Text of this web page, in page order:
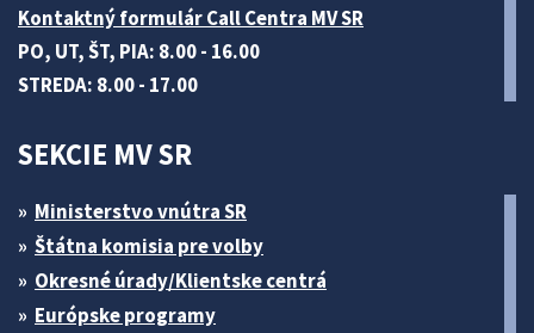
Kontaktný formulár Call Centra MV SR
PO, UT, ŠT, PIA: 8.00 - 16.00
STREDA: 8.00 - 17.00
SEKCIE MV SR
Ministerstvo vnútra SR
Štátna komisia pre volby
Okresné úrady/Klientske centrá
Európske programy